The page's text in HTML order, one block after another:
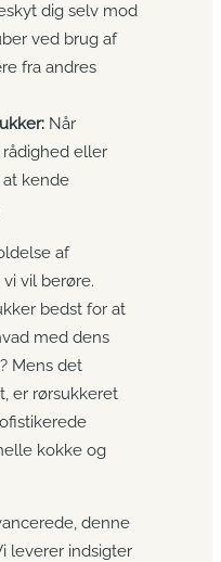
dig selv mod
ved brug af
fra andres
Når
eller
kende
af
vil berøre.
bedst for at
med dens
Mens det
er rørsukkeret
kokke og
denne
leverer indsigter